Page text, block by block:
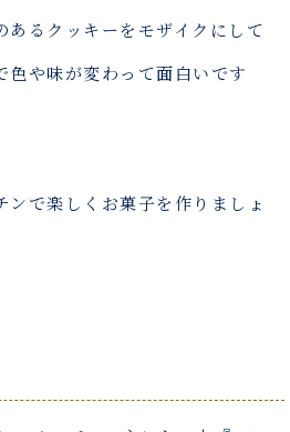
あるクッキーをモザイクにして
色や味が変わって面白いです
ンで楽しくお菓子を作りましょ